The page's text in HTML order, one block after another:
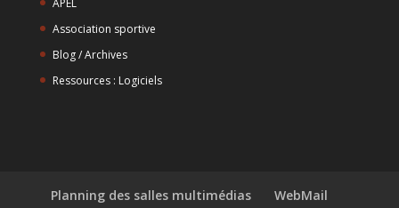
APEL
Association sportive
Blog / Archives
Ressources : Logiciels
Planning des salles multimédias
WebMail